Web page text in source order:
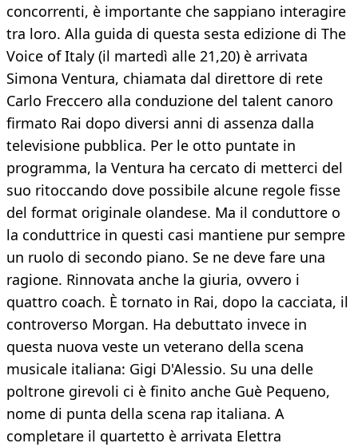
concorrenti, è importante che sappiano interagire
tra loro. Alla guida di questa sesta edizione di The
Voice of Italy (il martedì alle 21,20) è arrivata
Simona Ventura, chiamata dal direttore di rete
Carlo Freccero alla conduzione del talent canoro
firmato Rai dopo diversi anni di assenza dalla
televisione pubblica. Per le otto puntate in
programma, la Ventura ha cercato di metterci del
suo ritoccando dove possibile alcune regole fisse
del format originale olandese. Ma il conduttore o
la conduttrice in questi casi mantiene pur sempre
un ruolo di secondo piano. Se ne deve fare una
ragione. Rinnovata anche la giuria, ovvero i
quattro coach. È tornato in Rai, dopo la cacciata, il
controverso Morgan. Ha debuttato invece in
questa nuova veste un veterano della scena
musicale italiana: Gigi D'Alessio. Su una delle
poltrone girevoli ci è finito anche Guè Pequeno,
nome di punta della scena rap italiana. A
completare il quartetto è arrivata Elettra